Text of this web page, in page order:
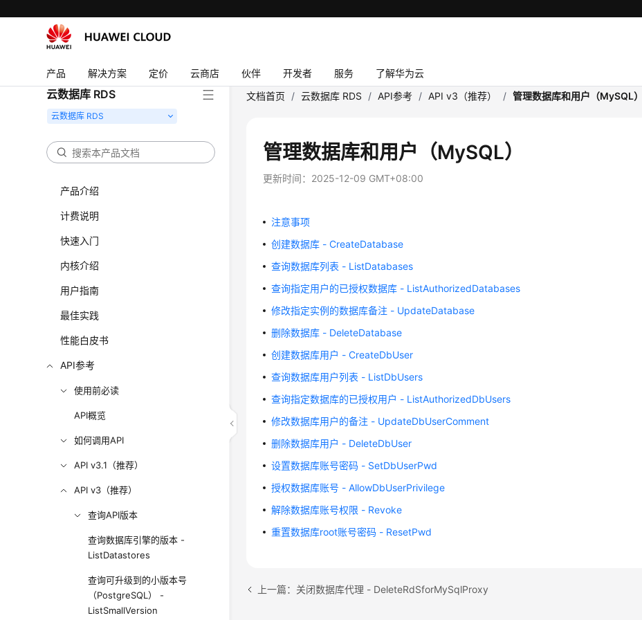
产品 解决方案 定价 云商店 伙伴 开发者 服务 了解华为云
云数据库 RDS
产品介绍
计费说明
快速入门
内核介绍
用户指南
最佳实践
性能白皮书
API参考
使用前必读
API概览
如何调用API
API v3.1（推荐）
API v3（推荐）
查询API版本
查询数据库引擎的版本 -
ListDatastores
查询可升级到的小版本号
（PostgreSQL） -
ListSmallVersion
文档首页 / 云数据库 RDS / API参考 / API v3（推荐） / 管理数据库和用户（MySQL）
管理数据库和用户（MySQL）
更新时间： 2025-12-09 GMT+08:00
注意事项
创建数据库 - CreateDatabase
查询数据库列表 - ListDatabases
查询指定用户的已授权数据库 - ListAuthorizedDatabases
修改指定实例的数据库备注 - UpdateDatabase
删除数据库 - DeleteDatabase
创建数据库用户 - CreateDbUser
查询数据库用户列表 - ListDbUsers
查询指定数据库的已授权用户 - ListAuthorizedDbUsers
修改数据库用户的备注 - UpdateDbUserComment
删除数据库用户 - DeleteDbUser
设置数据库账号密码 - SetDbUserPwd
授权数据库账号 - AllowDbUserPrivilege
解除数据库账号权限 - Revoke
重置数据库root账号密码 - ResetPwd
上一篇：关闭数据库代理 - DeleteRdSforMySqlProxy